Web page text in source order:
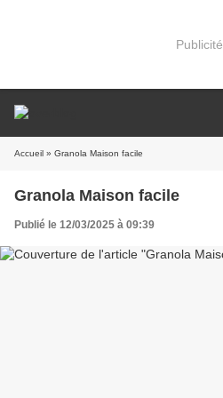
Publicité
Accueil » Granola Maison facile
Granola Maison facile
Publié le 12/03/2025 à 09:39